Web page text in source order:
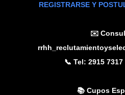
REGISTRARSE Y
✉️
📞 Tel: 2915
📚 Cupos